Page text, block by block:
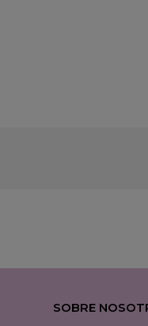
SOBRE